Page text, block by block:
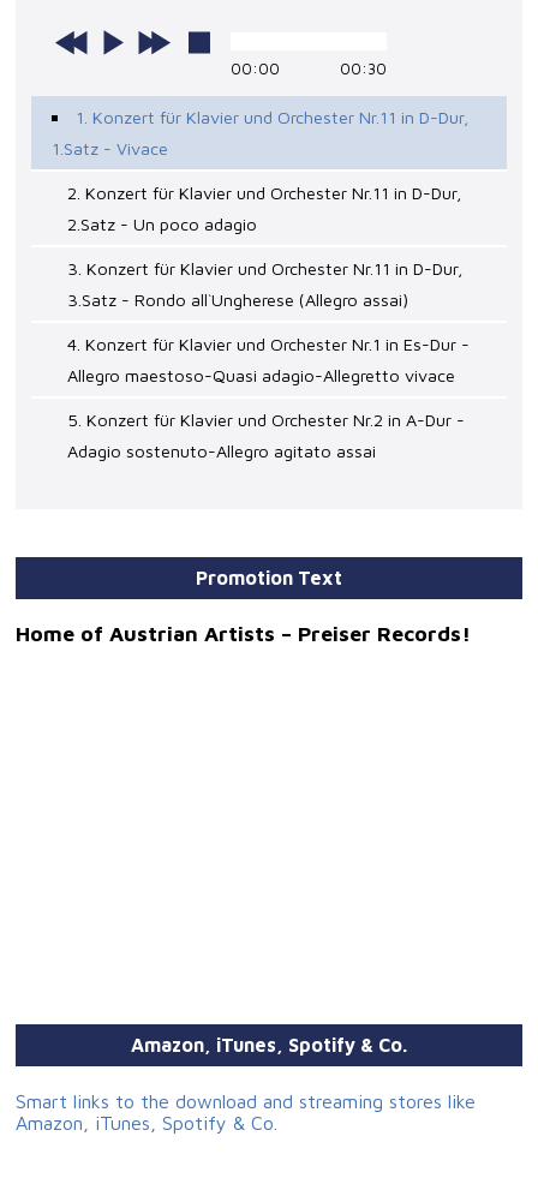
00:00 00:30
1. Konzert für Klavier und Orchester Nr.11 in D-Dur,
1.Satz - Vivace
2. Konzert für Klavier und Orchester Nr.11 in D-Dur,
2.Satz - Un poco adagio
3. Konzert für Klavier und Orchester Nr.11 in D-Dur,
3.Satz - Rondo all`Ungherese (Allegro assai)
4. Konzert für Klavier und Orchester Nr.1 in Es-Dur -
Allegro maestoso-Quasi adagio-Allegretto vivace
5. Konzert für Klavier und Orchester Nr.2 in A-Dur -
Adagio sostenuto-Allegro agitato assai
Promotion Text
Home of Austrian Artists – Preiser Records!
Amazon, iTunes, Spotify & Co.
Smart links to the download and streaming stores like
Amazon, iTunes, Spotify & Co.